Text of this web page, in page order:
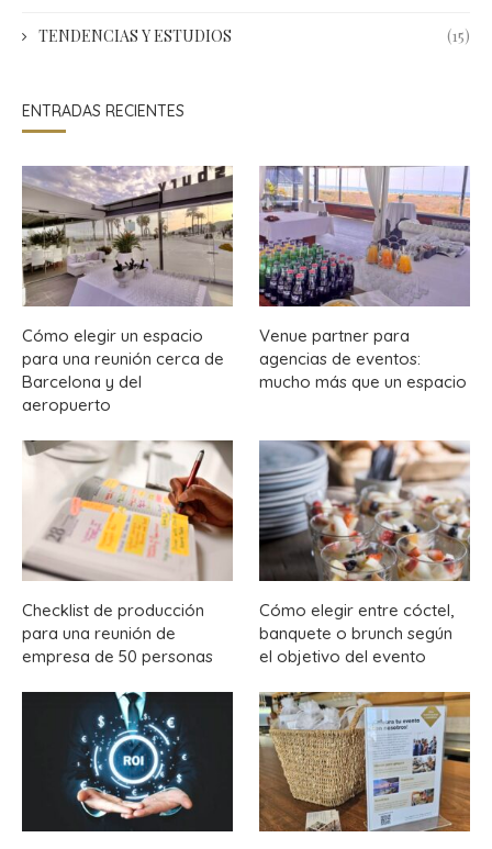
TENDENCIAS Y ESTUDIOS (15)
ENTRADAS RECIENTES
Cómo elegir un espacio
para una reunión cerca de
Barcelona y del
aeropuerto
Venue partner para
agencias de eventos:
mucho más que un espacio
Checklist de producción
para una reunión de
empresa de 50 personas
Cómo elegir entre cóctel,
banquete o brunch según
el objetivo del evento